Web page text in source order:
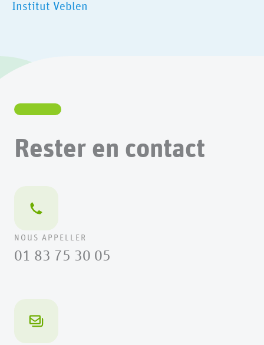
Institut Veblen
Rester en contact
NOUS APPELLER
01 83 75 30 05